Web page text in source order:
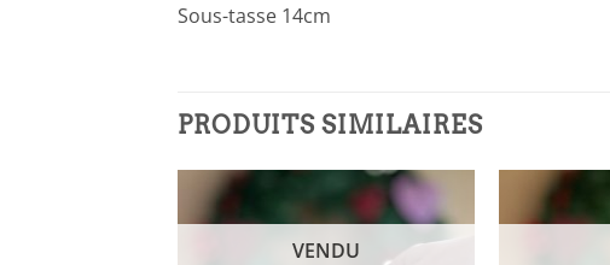
Sous-tasse 14cm
PRODUITS SIMILAIRES
VENDU